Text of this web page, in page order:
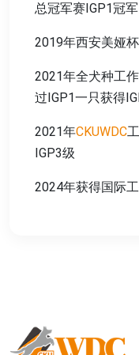
总冠军赛IGP1冠军
2019年西安美娅
2021年全犬种工
过IGP1一只获得
2021年CKUWDC
IGP3级
2024年获得国际